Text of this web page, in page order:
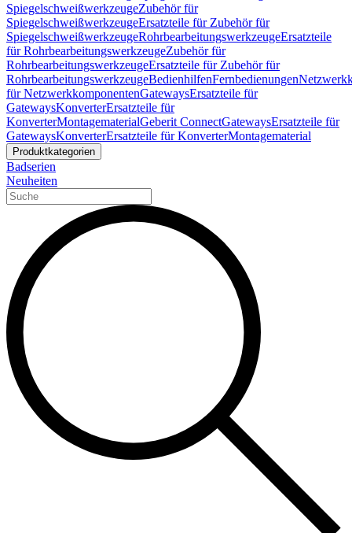
SpiegelschweißwerkzeugeZubehör für
SpiegelschweißwerkzeugeErsatzteile für Zubehör für
SpiegelschweißwerkzeugeRohrbearbeitungswerkzeugeErsatzteile
für RohrbearbeitungswerkzeugeZubehör für
RohrbearbeitungswerkzeugeErsatzteile für Zubehör für
RohrbearbeitungswerkzeugeBedienhilfenFernbedienungen
für NetzwerkkomponentenGatewaysErsatzteile für
GatewaysKonverterErsatzteile für
KonverterMontagematerialGeberit ConnectGatewaysErsatzteile für
GatewaysKonverterErsatzteile für KonverterMontagematerial
Produktkategorien
Badserien
Neuheiten